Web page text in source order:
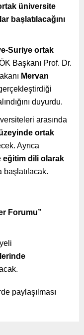
üniversite
başlatılacağını
Suriye ortak
Başkanı Prof. Dr.
Mervan
duyurdu.
arasında
ortak
Ayrıca
dili olarak
başlatılacak.
Forumu”
paylaşılması